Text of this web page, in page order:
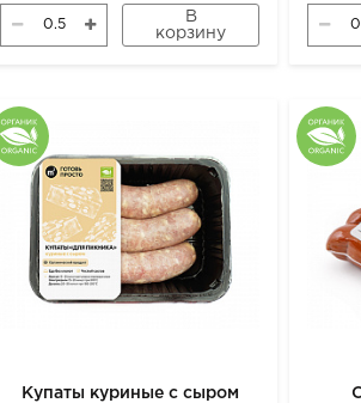
В
корзину
Купаты куриные с сыром